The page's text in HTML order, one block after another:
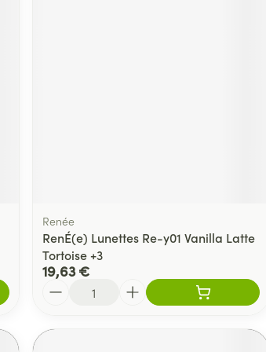
Renée
RenÉ(e) Lunettes Re-y01 Vanilla Latte
Tortoise +3
19,63 €